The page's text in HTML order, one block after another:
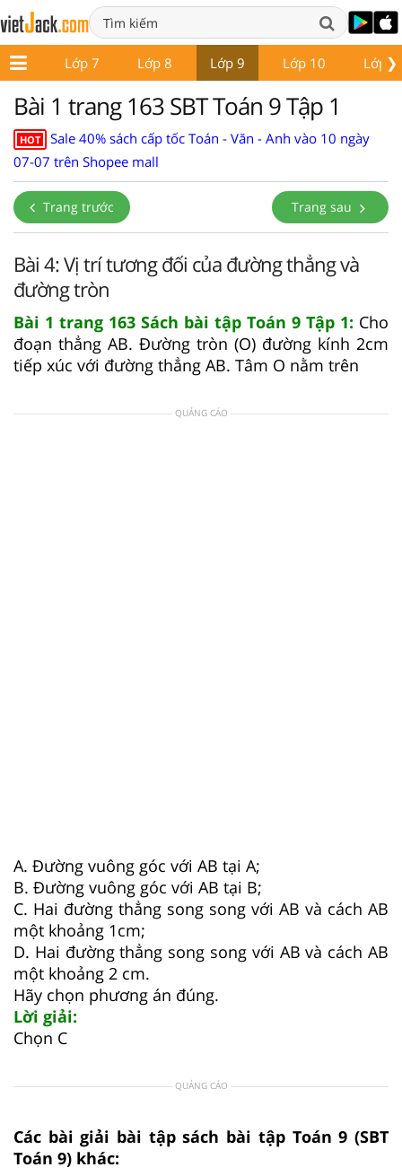
❯
6 Lớp 7 Lớp 8 Lớp 9 Lớp 10 Lớp
Bài 1 trang 163 SBT Toán 9 Tập 1
HOT
Sale 40% sách cấp tốc Toán - Văn - Anh vào 10 ngày
07-07 trên Shopee mall
Trang trước Trang sau
Bài 4: Vị trí tương đối của đường thẳng và
đường tròn
Bài 1 trang 163 Sách bài tập Toán 9 Tập 1: Cho
đoạn thẳng AB. Đường tròn (O) đường kính 2cm
tiếp xúc với đường thẳng AB. Tâm O nằm trên
QUẢNG CÁO
A. Đường vuông góc với AB tại A;
B. Đường vuông góc với AB tại B;
C. Hai đường thẳng song song với AB và cách AB
một khoảng 1cm;
D. Hai đường thẳng song song với AB và cách AB
một khoảng 2 cm.
Hãy chọn phương án đúng.
Lời giải:
Chọn C
QUẢNG CÁO
Các bài giải bài tập sách bài tập Toán 9 (SBT
Toán 9) khác: